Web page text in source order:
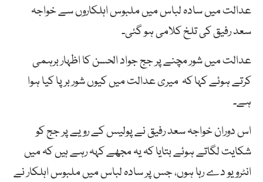
عدالت میں سادہ لباس میں ملبوس اہلکاروں سے خواجہ
سعد رفیق کی تلخ کلامی ہو گئی۔
عدالت میں شور مچنے پر جج جواد الحسن کا اظہار برہمی
کرتے ہوئے کہا کہ میری عدالت میں کیوں شور برپا کیا ہوا
ہے۔
اس دوران خواجہ سعد رفیق نے پولیس کے رویے پر جج کو
شکایت لگاتے ہوئے بتایا کہ یہ مجھے کہہ رہے ہیں کہ میں
انٹرویو دے رہا ہوں، جس پر سادہ لباس میں ملبوس اہلکار نے